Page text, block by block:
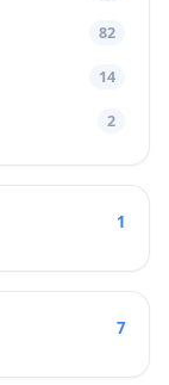
82
14
2
1
7